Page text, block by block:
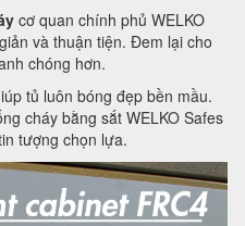
cơ quan chính phủ WELKO
và thuận tiện. Đem lại cho
chóng hơn.
tủ luôn bóng đẹp bền mầu.
cháy bằng sắt WELKO Safes
tượng chọn lựa.